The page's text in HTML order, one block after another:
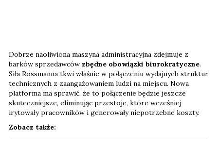
Dobrze naoliwiona maszyna administracyjna zdejmuje z
barków sprzedawców zbędne obowiązki biurokratyczne.
Siła Rossmanna tkwi właśnie w połączeniu wydajnych struktur
technicznych z zaangażowaniem ludzi na miejscu. Nowa
platforma ma sprawić, że to połączenie będzie jeszcze
skuteczniejsze, eliminując przestoje, które wcześniej
irytowały pracowników i generowały niepotrzebne koszty.
Zobacz także: